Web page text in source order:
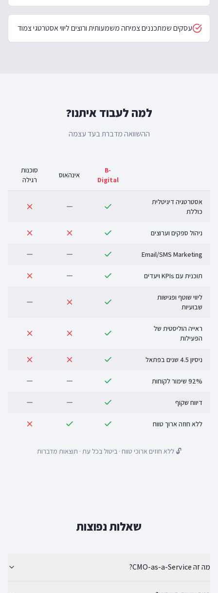
ד דורית דומב
עסקים שמתכננים צמיחה משמעותית ורוצים ליווי אסטרטגי צמוד
למה לעבוד איתנו?
ההשוואה מדברת בעד עצמה
B-
Digital
אינהאוס
סוכנות
רגילה
אסטרטגיה דיגיטלית
כוללת
ניהול ספקים וערוצים
Email/SMS Marketing
תוכנית עם KPIs ויעדים
ליווי שוטף ופגישות
שבועיות
ראייה הוליסטית של
הפעילות
ניסיון 4.5 שנים בפתאל
92% שימור לקוחות
דיווח שקוף
ללא חוזה ארוך טווח
🔓 ללא חוזים ארוכי טווח · ביטול בכל עת · תוצאות מדברות
שאלות נפוצות
מה זה CMO-as-a-Service?